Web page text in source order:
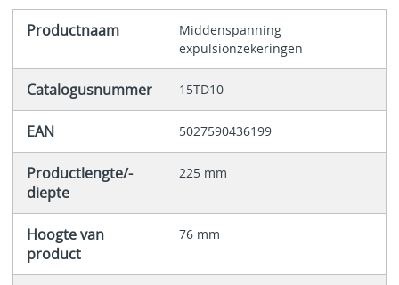
Productnaam
Middenspanning
expulsionzekeringen
Catalogusnummer 15TD10
EAN 5027590436199
Productlengte/-
diepte
225 mm
Hoogte van
product
76 mm